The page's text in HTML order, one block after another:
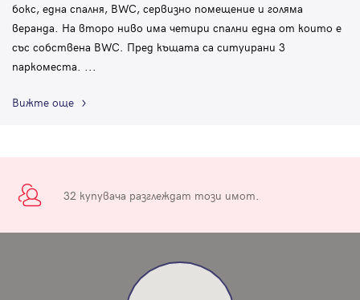
бокс, една спалня, BWC, сервизно помещение и голяма
веранда. На второ ниво има четири спални една от които е
със собствена BWC. Пред къщата са ситуирани 3
паркоместа. ...
Вижте още
32 купувача разглеждат този имот.